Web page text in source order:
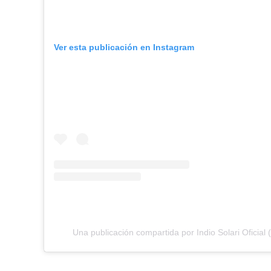
Ver esta publicación en Instagram
Una publicación compartida por Indio Solari Oficial